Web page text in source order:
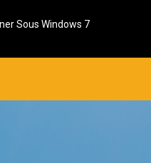
Sous Windows 7